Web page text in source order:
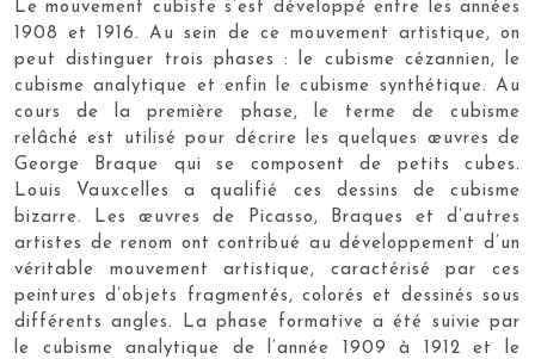
Le mouvement cubiste s’est développé entre les années
1908 et 1916. Au sein de ce mouvement artistique, on
peut distinguer trois phases : le cubisme cézannien, le
cubisme analytique et enfin le cubisme synthétique. Au
cours de la première phase, le terme de cubisme
relâché est utilisé pour décrire les quelques œuvres de
George Braque qui se composent de petits cubes.
Louis Vauxcelles a qualifié ces dessins de cubisme
bizarre. Les œuvres de Picasso, Braques et d’autres
artistes de renom ont contribué au développement d’un
véritable mouvement artistique, caractérisé par ces
peintures d’objets fragmentés, colorés et dessinés sous
différents angles. La phase formative a été suivie par
le cubisme analytique de l’année 1909 à 1912 et le